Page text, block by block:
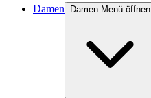
Damen Damen Menü öffnen